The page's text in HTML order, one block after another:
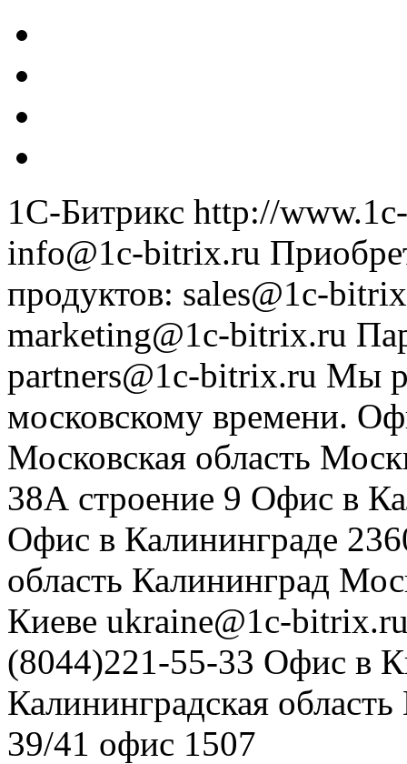
1С-Битрикс http://
info@1c-bitrix.ru
продуктов: sales@1c-
marketing@1c-bitrix.ru
partners@1c-bitrix.ru Мы
московскому времени.
Московская область
38А строение 9 Офис в
Офис в Калининграде
область Калининград
Киеве ukraine@1c-
(8044)221-55-33 Офис в
Калининградская область
39/41 офис 1507